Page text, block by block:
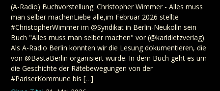
(A-Radio) Buchvorstellung: Christopher Wimmer - Alles muss
man selber machenLiebe alle,im Februar 2026 stellte
#ChristopherWimmer im @Syndikat in Berlin-Neukölln sein
Buch "Alles muss man selber machen" vor (@karldietzverlag).
Als A-Radio Berlin konnten wir die Lesung dokumentieren, die
von @BastaBerlin organisiert wurde. In dem Buch geht es um
die Geschichte der Rätebewegungen von der
#PariserKommune bis […]